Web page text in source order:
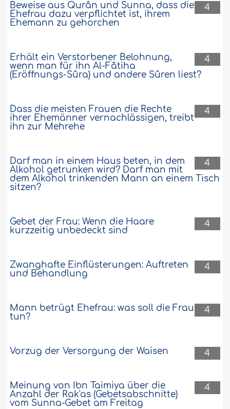
4
Beweise aus Qurân und Sunna, dass die
Ehefrau dazu verpflichtet ist, ihrem
Ehemann zu gehorchen
4
Erhält ein Verstorbener Belohnung,
wenn man für ihn Al-Fâtiha
(Eröffnungs-Sûra) und andere Sûren liest?
4
Dass die meisten Frauen die Rechte
ihrer Ehemänner vernachlässigen, treibt
ihn zur Mehrehe
4
Darf man in einem Haus beten, in dem
Alkohol getrunken wird? Darf man mit
dem Alkohol trinkenden Mann an einem Tisch
sitzen?
4
Gebet der Frau: Wenn die Haare
kurzzeitig unbedeckt sind
4
Zwanghafte Einflüsterungen: Auftreten
und Behandlung
4
Mann betrügt Ehefrau: was soll die Frau
tun?
4
Vorzug der Versorgung der Waisen
4
Meinung von Ibn Taimiya über die
Anzahl der Rak'as (Gebetsabschnitte)
vom Sunna-Gebet am Freitag